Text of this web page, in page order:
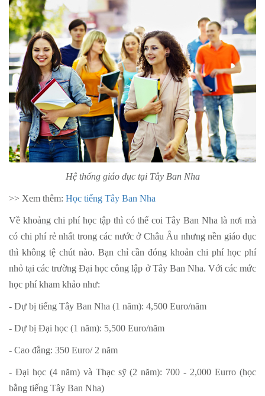
Hệ thống giáo dục tại Tây Ban Nha
>> Xem thêm: Học tiếng Tây Ban Nha
Về khoảng chi phí học tập thì có thể coi Tây Ban Nha là nơi mà
có chi phí rẻ nhất trong các nước ở Châu Âu nhưng nền giáo dục
thì không tệ chút nào. Bạn chỉ cần đóng khoản chi phí học phí
nhỏ tại các trường Đại học công lập ở Tây Ban Nha. Với các mức
học phí kham khảo như:
- Dự bị tiếng Tây Ban Nha (1 năm): 4,500 Euro/năm
- Dự bị Đại học (1 năm): 5,500 Euro/năm
- Cao đẳng: 350 Euro/ 2 năm
- Đại học (4 năm) và Thạc sỹ (2 năm): 700 - 2,000 Eurro (học
bằng tiếng Tây Ban Nha)